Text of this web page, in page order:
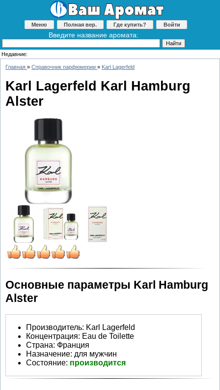
Меню Полная вер. Где купить? Войти
Введите название аромата:
Недавние:
Главная » Справочник парфюмерии » Karl Lagerfeld
Karl Lagerfeld Karl Hamburg
Alster
Основные параметры Karl Hamburg
Alster
Производитель: Karl Lagerfeld
Концентрация: Eau de Toilette
Страна: Франция
Назначение: для мужчин
Состояние: производится